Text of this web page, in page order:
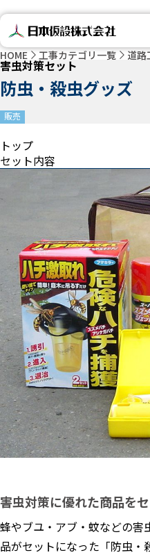
HOME 工事カテゴリ一覧 道路
害虫対策セット
防虫・殺虫グッズ
販売
トップ
セット内容
害虫対策に優れた商品を
蜂やブユ・アブ・蚊などの害
品がセットになった「防虫・